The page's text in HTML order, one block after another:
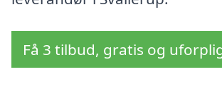
Få 3 tilbud, gratis og